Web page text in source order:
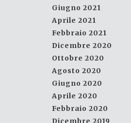
Giugno 2021
Aprile 2021
Febbraio 2021
Dicembre 2020
Ottobre 2020
Agosto 2020
Giugno 2020
Aprile 2020
Febbraio 2020
Dicembre 2019